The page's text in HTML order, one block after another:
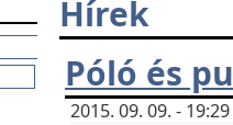
Hírek
Póló és
2015. 09. 09. -